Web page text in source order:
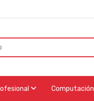
Computación